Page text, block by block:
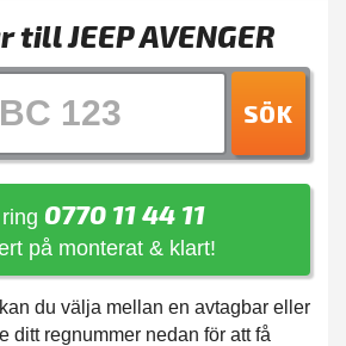
JEEP AVENGER
SÖK
0770 11 44 11
på monterat & klart!
du välja mellan en avtagbar eller
ditt regnummer nedan för att få